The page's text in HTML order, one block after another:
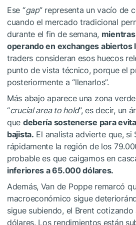
Ese “gap” representa un vacío de
cuando el mercado tradicional
durante el fin de semana,
operando en exchanges abiertos
traders consideran esos huecos
punto de vista técnico, porque el
posteriormente a “llenarlos”.
Más abajo aparece una zona
“crucial area to hold”, es decir, un
que debería sostenerse para
bajista. El analista advierte que, si
rápidamente la región de los
probable es que caigamos en
inferiores a 65.000 dólares.
Además, Van de Poppe remarcó
macroeconómico sigue
sigue subiendo, el Brent cotizando
dólares. Los rendimientos están